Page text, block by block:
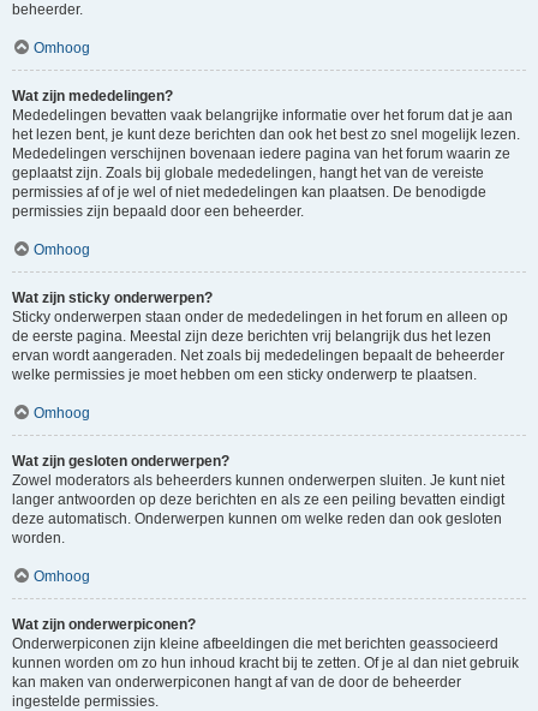
beheerder.
Omhoog
Wat zijn mededelingen?
Mededelingen bevatten vaak belangrijke informatie over het forum dat je aan
het lezen bent, je kunt deze berichten dan ook het best zo snel mogelijk lezen.
Mededelingen verschijnen bovenaan iedere pagina van het forum waarin ze
geplaatst zijn. Zoals bij globale mededelingen, hangt het van de vereiste
permissies af of je wel of niet mededelingen kan plaatsen. De benodigde
permissies zijn bepaald door een beheerder.
Omhoog
Wat zijn sticky onderwerpen?
Sticky onderwerpen staan onder de mededelingen in het forum en alleen op
de eerste pagina. Meestal zijn deze berichten vrij belangrijk dus het lezen
ervan wordt aangeraden. Net zoals bij mededelingen bepaalt de beheerder
welke permissies je moet hebben om een sticky onderwerp te plaatsen.
Omhoog
Wat zijn gesloten onderwerpen?
Zowel moderators als beheerders kunnen onderwerpen sluiten. Je kunt niet
langer antwoorden op deze berichten en als ze een peiling bevatten eindigt
deze automatisch. Onderwerpen kunnen om welke reden dan ook gesloten
worden.
Omhoog
Wat zijn onderwerpiconen?
Onderwerpiconen zijn kleine afbeeldingen die met berichten geassocieerd
kunnen worden om zo hun inhoud kracht bij te zetten. Of je al dan niet gebruik
kan maken van onderwerpiconen hangt af van de door de beheerder
ingestelde permissies.